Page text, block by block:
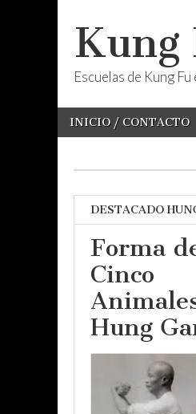
Kung
Escuelas de Kung
Main
menu
Skip
INICIO / CONTACTO
DESTACADO
Forma
Cinco
Hung